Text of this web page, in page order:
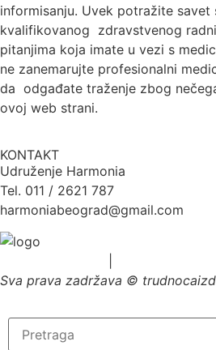
informisanju. Uvek potražite
kvalifikovanog zdravstvenog
pitanjima koja imate u vezi s
ne zanemarujte profesionalni
da odgađate traženje zbog
ovoj web strani.
KONTAKT
Udruženje Harmonia
Tel. 011 / 2621 787
harmoniabeograd@gmail.com
Sva prava zadržava ©